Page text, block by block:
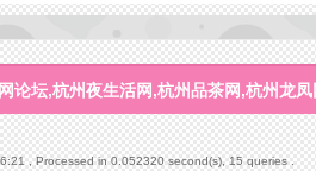
论坛,杭州夜生活网,杭州品茶网,杭州龙
, Processed in 0.052320 second(s), 15 queries .